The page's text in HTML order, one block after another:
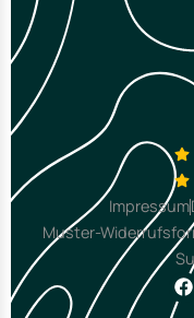
Impressum
Muster-